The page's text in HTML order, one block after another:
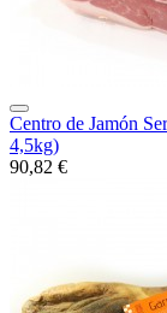
Centro de Jamón
4,5kg)
90,82 €